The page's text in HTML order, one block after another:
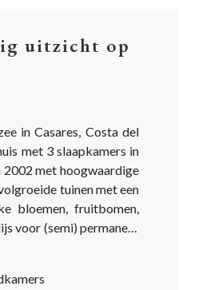
uitzicht op
in Casares, Costa del
met 3 slaapkamers in
2002 met hoogwaardige
tuinen met een
bloemen, fruitbomen,
voor (semi) permanent
weg, van 5